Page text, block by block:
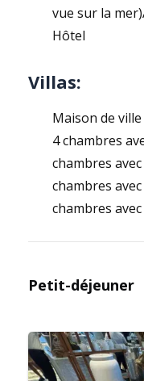
vue sur la
Hôtel
Villas:
Maison de
4 chambres
chambres
chambres
chambres
Petit-déjeuner